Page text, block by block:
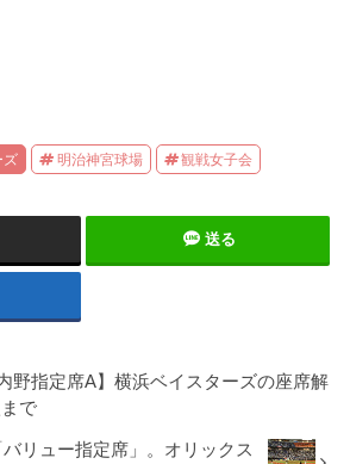
ズ 明治神宮球場 観戦女子会
送る
野指定席A】横浜ベイスターズの座席解
で
リュー指定席」。オリックス